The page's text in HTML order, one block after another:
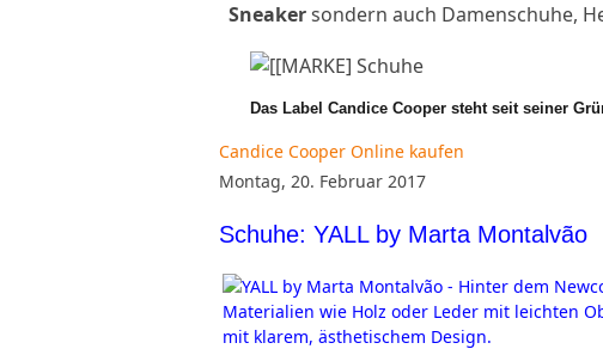
Sneakersondern auch Damenschuhe,
Das Label Candice Cooper steht seit seiner
Candice Cooper Online kaufen
Montag, 20. Februar 2017
Schuhe: YALL by Marta Montalvão